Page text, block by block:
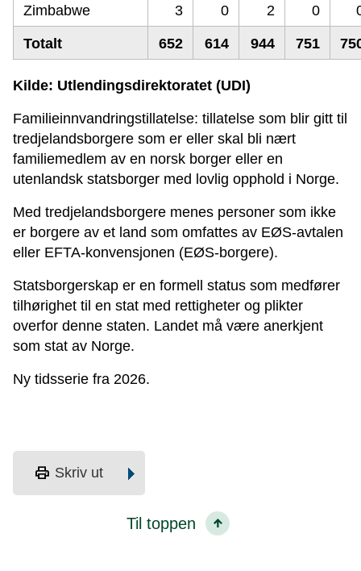
Zimbabwe 3 0 2 0
Totalt 652 614 944 751
Kilde: Utlendingsdirektoratet (UDI)
Familieinnvandringstillatelse: tillatelse som blir gitt til
tredjelandsborgere som er eller skal bli nært
familiemedlem av en norsk borger eller en
utenlandsk statsborger med lovlig opphold i Norge.
Med tredjelandsborgere menes personer som ikke
er borgere av et land som omfattes av EØS-avtalen
eller EFTA-konvensjonen (EØS-borgere).
Statsborgerskap er en formell status som medfører
tilhørighet til en stat med rettigheter og plikter
overfor denne staten. Landet må være anerkjent
som stat av Norge.
Ny tidsserie fra 2026.
print Skriv ut
Til toppen